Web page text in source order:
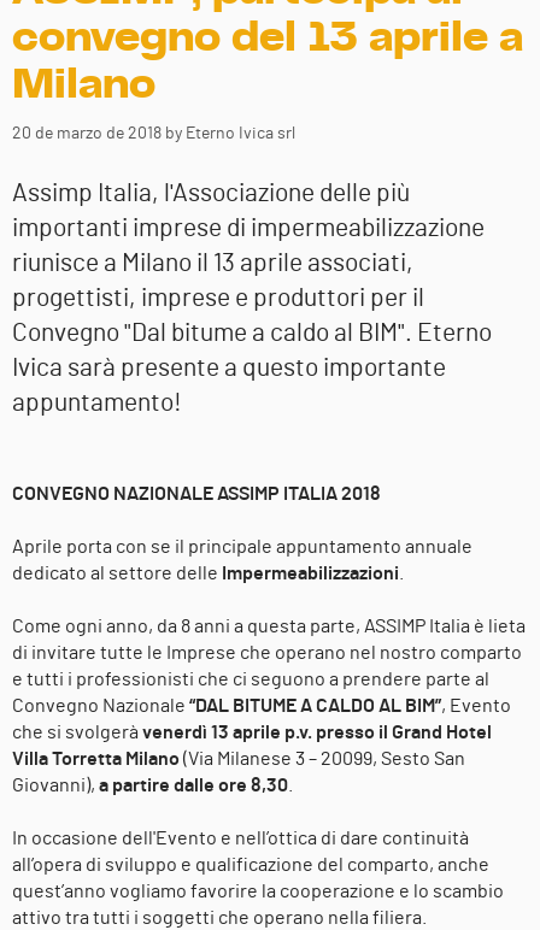
convegno del 13 aprile a
Milano
20 de marzo de 2018 by Eterno Ivica srl
Assimp Italia, l'Associazione delle più
importanti imprese di impermeabilizzazione
riunisce a Milano il 13 aprile associati,
progettisti, imprese e produttori per il
Convegno "Dal bitume a caldo al BIM". Eterno
Ivica sarà presente a questo importante
appuntamento!
CONVEGNO NAZIONALE ASSIMP ITALIA 2018
Aprile porta con se il principale appuntamento annuale
dedicato al settore delle Impermeabilizzazioni.
Come ogni anno, da 8 anni a questa parte, ASSIMP Italia è lieta
di invitare tutte le Imprese che operano nel nostro comparto
e tutti i professionisti che ci seguono a prendere parte al
Convegno Nazionale “DAL BITUME A CALDO AL BIM”, Evento
che si svolgerà venerdì 13 aprile p.v. presso il Grand Hotel
Villa Torretta Milano (Via Milanese 3 – 20099, Sesto San
Giovanni), a partire dalle ore 8,30.
In occasione dell'Evento e nell’ottica di dare continuità
all’opera di sviluppo e qualificazione del comparto, anche
quest’anno vogliamo favorire la cooperazione e lo scambio
attivo tra tutti i soggetti che operano nella filiera.